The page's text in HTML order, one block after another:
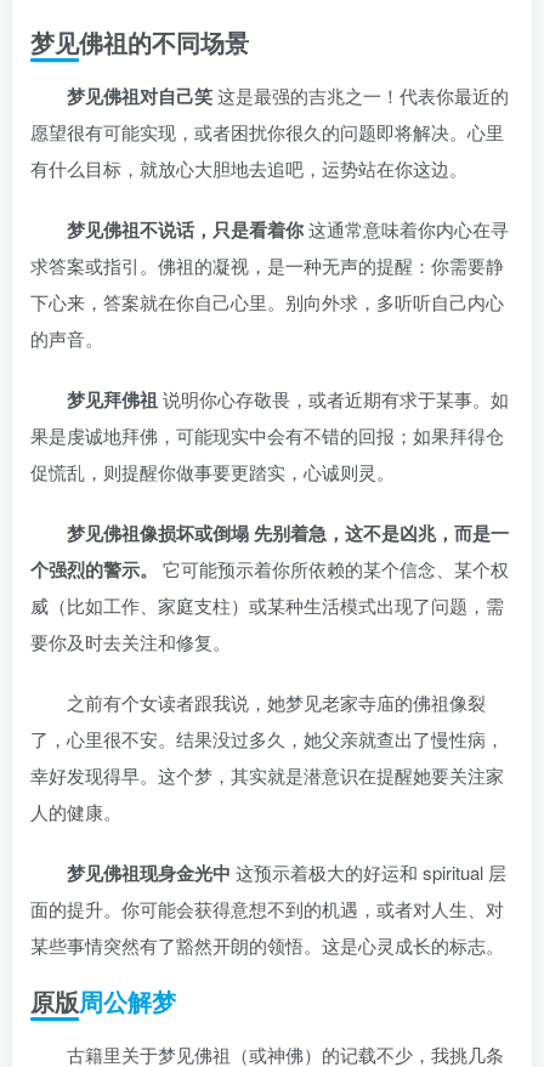
梦见佛祖的不同场景
梦见佛祖对自己笑这是最强的吉兆之一！代表你最近的
愿望很有可能实现，或者困扰你很久的问题即将解决。心里
有什么目标，就放心大胆地去追吧，运势站在你这边。
梦见佛祖不说话，只是看着你这通常意味着你内心在寻
求答案或指引。佛祖的凝视，是一种无声的提醒：你需要静
下心来，答案就在你自己心里。别向外求，多听听自己内心
的声音。
梦见拜佛祖 说明你心存敬畏，或者近期有求于某事。如
果是虔诚地拜佛，可能现实中会有不错的回报；如果拜得仓
促慌乱，则提醒你做事要更踏实，心诚则灵。
梦见佛祖像损坏或倒塌先别着急，这不是凶兆，而是一
个强烈的警示。
它可能预示着你所依赖的某个信念、某个权
威（比如工作、家庭支柱）或某种生活模式出现了问题，需
要你及时去关注和修复。
之前有个女读者跟我说，她梦见老家寺庙的佛祖像裂
了，心里很不安。结果没过多久，她父亲就查出了慢性病，
幸好发现得早。这个梦，其实就是潜意识在提醒她要关注家
人的健康。
梦见佛祖现身金光中 这预示着极大的好运和 spiritual 层
面的提升。你可能会获得意想不到的机遇，或者对人生、对
某些事情突然有了豁然开朗的领悟。这是心灵成长的标志。
原版周公解梦
古籍里关于梦见佛祖（或神佛）的记载不少，我挑几条